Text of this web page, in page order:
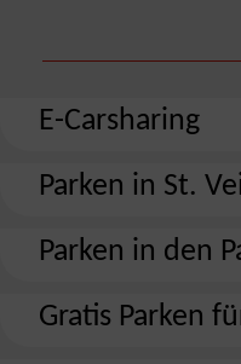
E-Carsharing
Parken in St.
Parken in den
Gratis Parken